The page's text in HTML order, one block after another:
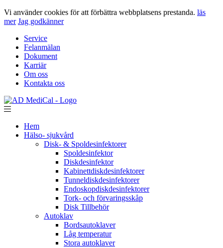
Vi använder cookies för att förbättra webbplatsens prestanda. läs
mer Jag godkänner
Service
Felanmälan
Dokument
Karriär
Om oss
Kontakta oss
Hem
Hälso- sjukvård
Disk- & Spoldesinfektorer
Spoldesinfektor
Diskdesinfektor
Kabinettdiskdesinfektorer
Tunneldiskdesinfektorer
Endoskopdiskdesinfektorer
Tork- och förvaringsskåp
Disk Tillbehör
Autoklav
Bordsautoklaver
Låg temperatur
Stora autoklaver